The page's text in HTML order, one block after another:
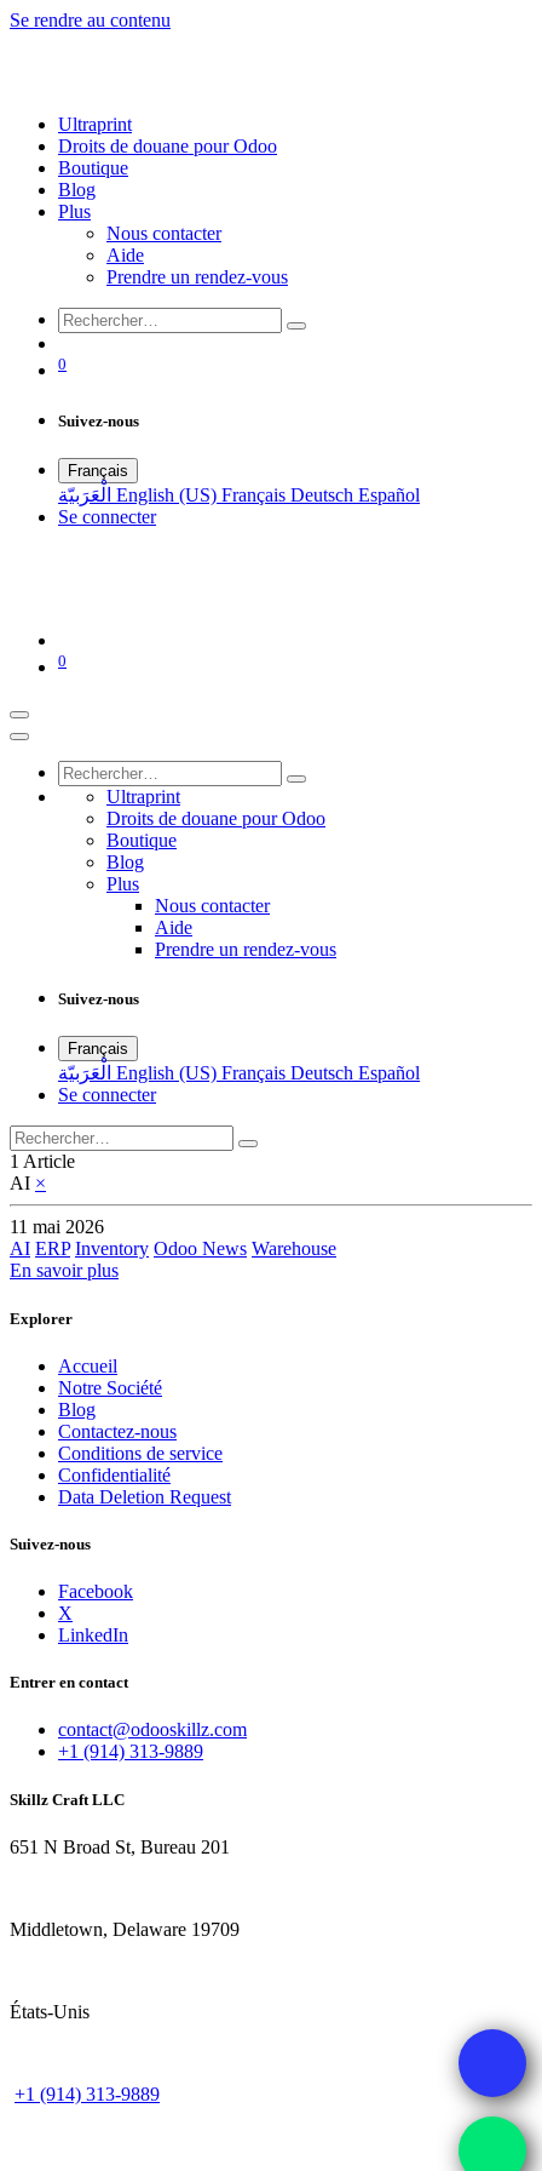
Se rendre au contenu
Ultraprint
Droits de douane pour Odoo
Boutique
Blog
Plus
Nous contacter
Aide
Prendre un rendez-vous
0
Suivez-nous
Français
الْعَرَبيّة English (US) Français Deutsch Español
Se connecter
0
Ultraprint
Droits de douane pour Odoo
Boutique
Blog
Plus
Nous contacter
Aide
Prendre un rendez-vous
Suivez-nous
Français
الْعَرَبيّة English (US) Français Deutsch Español
Se connecter
1 Article
AI ×
11 mai 2026
AI ERP Inventory Odoo News Warehouse
En savoir plus
Explorer
Accueil
Notre Société
Blog
Contactez-nous
Conditions de service
Confidentialité
Data Deletion Request
Suivez-nous
Facebook
X
LinkedIn
Entrer en contact
contact@odooskillz.com
+1 (914) 313-9889
Skillz Craft LLC
651 N Broad St, Bureau 201
Middletown, Delaware 19709
États-Unis
+1 (914) 313-9889